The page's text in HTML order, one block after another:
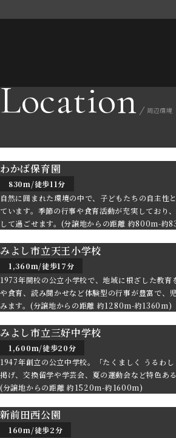
Location 周辺環境
わかば保育園
830m/徒歩11分
自然に囲まれた環境の中で、子どもたちの自主性
ています。季節の行事や食育活動が充実しており
して過ごせます。(分譲地からの距離 約800m-約
みよし市立天王小学校
1,360m/徒歩17分
1973年開校の公立小学校で、地域に根ざした教育
や食育、読み聞かせなど体験型の行事が豊富で、
みます。(分譲地からの距離 約1280m-約1360m)
みよし市立三好中学校
1,600m/徒歩20分
1947年創立の公立中学校。「たくましく うるわ
掲げ、交換留学や学芸会、夏の運動会など特色あ
(分譲地からの距離 約1520m-約1600m)
新前田西公園
160m/徒歩2分